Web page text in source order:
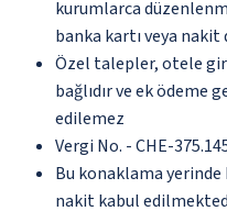
kurumlarca
banka kartı veya
Özel talepler, otele
bağlıdır ve ek
edilemez
Vergi No. - CHE-
Bu konaklama
nakit kabul